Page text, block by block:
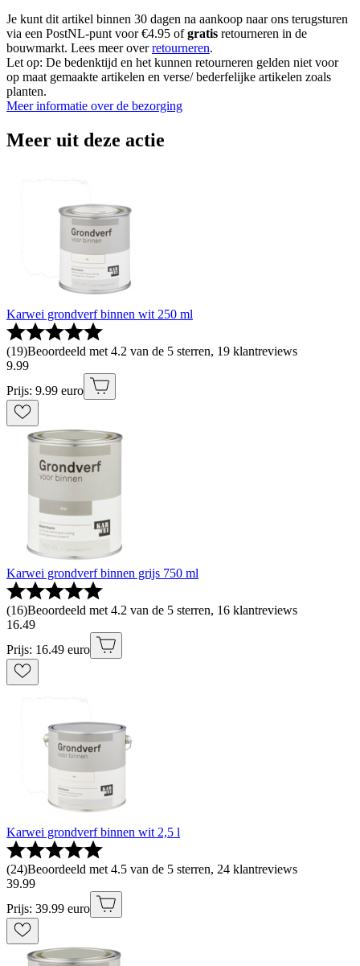
Je kunt dit artikel binnen 30 dagen na aankoop naar ons terugsturen
via een PostNL-punt voor €4.95 ofgratis retourneren in de
bouwmarkt. Lees meer overretourneren.
Let op: De bedenktijd en het kunnen retourneren gelden niet voor
op maat gemaakte artikelen en verse/ bederfelijke artikelen zoals
planten.
Meer informatie over de bezorging
Meer uit deze actie
Karwei grondverf binnen wit 250 ml
(19)Beoordeeld met 4.2 van de 5 sterren, 19 klantreviews
9.99
Prijs: 9.99 euro
Karwei grondverf binnen grijs 750 ml
(16)Beoordeeld met 4.2 van de 5 sterren, 16 klantreviews
16.49
Prijs: 16.49 euro
Karwei grondverf binnen wit 2,5 l
(24)Beoordeeld met 4.5 van de 5 sterren, 24 klantreviews
39.99
Prijs: 39.99 euro